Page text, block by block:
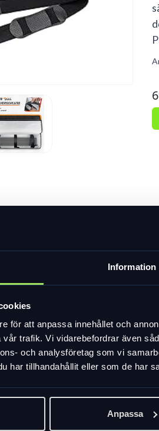
Information
för att anpassa innehållet och
trafik. Vi vidarebefordrar även
och analysföretag som vi
har tillhandahållit eller som de har
Anpassa
batterier har ett robust fäste,
lågor, vilket ger extra säkerhet.
eller plötsliga rörelser.
är utrustat med
den i handen eller över
det lämpliga batterifacket efter
är mycket praktiskt utan att
inte oroa dig för att försegla